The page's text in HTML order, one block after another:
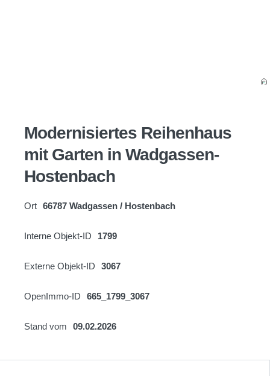
Modernisiertes Reihenhaus
mit Garten in Wadgassen-
Hostenbach
Ort 66787 Wadgassen / Hostenbach
Interne Objekt-ID 1799
Externe Objekt-ID 3067
OpenImmo-ID 665_1799_3067
Stand vom 09.02.2026